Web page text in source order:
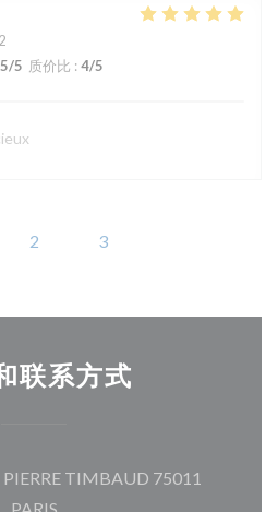
5/5 质价比 : 4/5
2 3
联系方式
PIERRE TIMBAUD 75011
((在新窗口中打开))